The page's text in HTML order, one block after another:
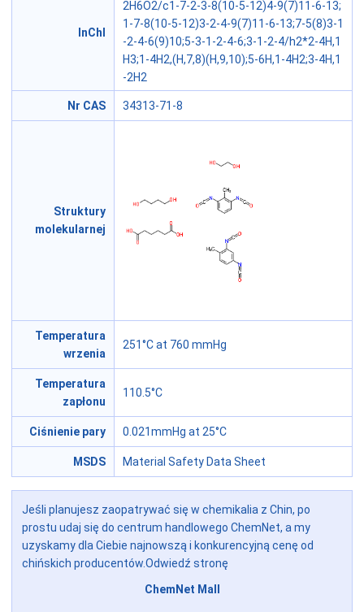
InChI
2H6O2/c1-7-2-3-8(10-5-12)4-9(7)11-6-13;
1-7-8(10-5-12)3-2-4-9(7)11-6-13;7-5(8)3-1
-2-4-6(9)10;5-3-1-2-4-6;3-1-2-4/h2*2-4H,1
H3;1-4H2,(H,7,8)(H,9,10);5-6H,1-4H2;3-4H,1
-2H2
Nr CAS 34313-71-8
Struktury
molekularnej
Temperatura
wrzenia
251°C at 760 mmHg
Temperatura
zapłonu
110.5°C
Ciśnienie pary 0.021mmHg at 25°C
MSDS Material Safety Data Sheet
Jeśli planujesz zaopatrywać się w chemikalia z Chin, po
prostu udaj się do centrum handlowego ChemNet, a my
uzyskamy dla Ciebie najnowszą i konkurencyjną cenę od
chińskich producentów.Odwiedź stronę
ChemNet Mall